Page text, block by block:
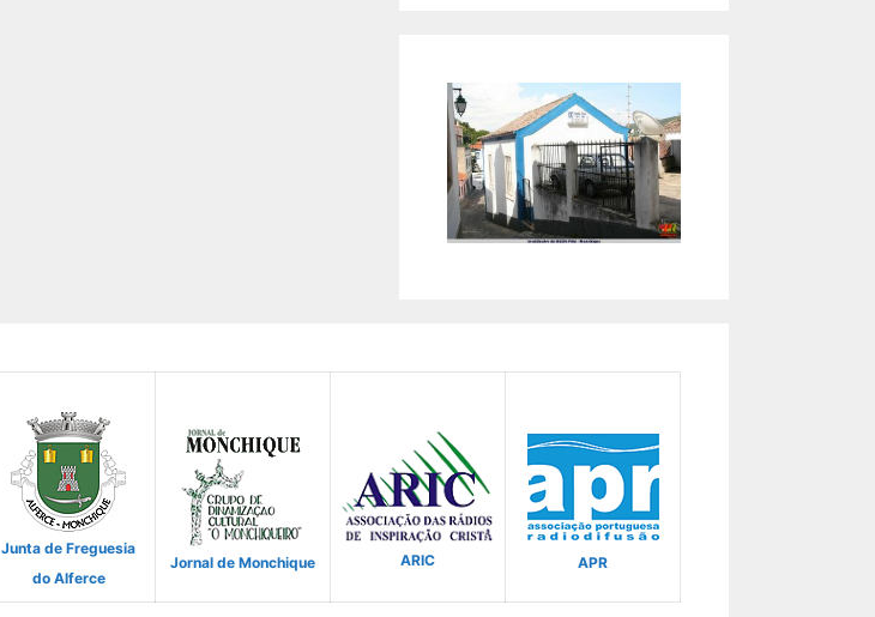
Junta de Freguesia
do Alferce
Jornal de Monchique ARIC APR